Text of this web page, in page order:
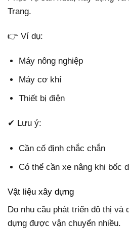
Trang.
👉 Ví dụ:
Máy nông nghiệp
Máy cơ khí
Thiết bị điện
✔ Lưu ý:
Cần cố định chắc chắn
Có thể cần xe nâng khi bốc
Vật liệu xây dựng
Do nhu cầu phát triển đô thị và
dựng được vận chuyển nhiều.